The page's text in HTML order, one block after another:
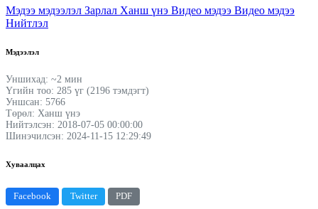
Мэдээ мэдээлэл Зарлал Ханш үнэ Видео мэдээ Видео мэдээ
Нийтлэл
Мэдээлэл
Уншихад: ~2 мин
Үгийн тоо: 285 үг (2196 тэмдэгт)
Уншсан: 5766
Төрөл: Ханш үнэ
Нийтэлсэн: 2018-07-05 00:00:00
Шинэчилсэн: 2024-11-15 12:29:49
Хуваалцах
Facebook Twitter PDF